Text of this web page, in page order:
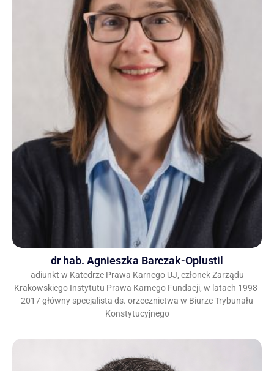
dr hab. Agnieszka Barczak-Oplustil
adiunkt w Katedrze Prawa Karnego UJ, członek Zarządu
Krakowskiego Instytutu Prawa Karnego Fundacji, w latach 1998-
2017 główny specjalista ds. orzecznictwa w Biurze Trybunału
Konstytucyjnego